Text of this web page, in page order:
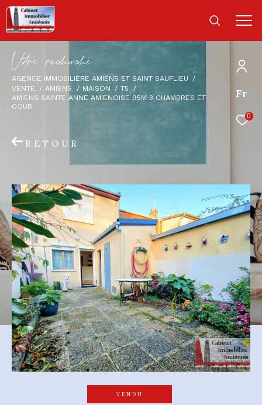
Fr
0
Vore recece
AGENCE IMMOBILIÈRE AMIENS ET SAINT SAUFLIEU
VENTE
AMIENS MAISON
T5
AMIENS SAINTE ANNE AMIENOISE 95M 3 CHAMBRES ET
COUR
RETOUR
VENDU